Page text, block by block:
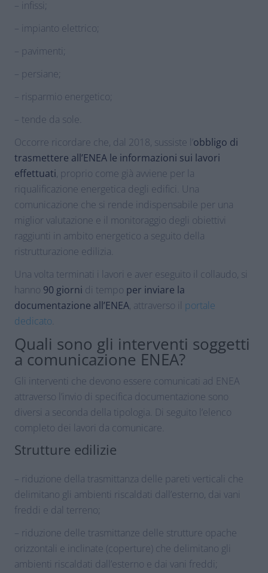
– infissi;
– impianto elettrico;
– pavimenti;
– persiane;
– risparmio energetico;
– tende da sole.
Occorre ricordare che, dal 2018, sussiste l’obbligo di
trasmettere all’ENEA le informazioni sui lavori
effettuati, proprio come già avviene per la
riqualificazione energetica degli edifici. Una
comunicazione che si rende indispensabile per una
miglior valutazione e il monitoraggio degli obiettivi
raggiunti in ambito energetico a seguito della
ristrutturazione edilizia.
Una volta terminati i lavori e aver eseguito il collaudo, si
hanno 90 giorni di tempo per inviare la
documentazione all’ENEA, attraverso il portale
dedicato
Quali sono gli interventi soggetti
a comunicazione ENEA?
Gli interventi che devono essere comunicati ad ENEA
attraverso l’invio di specifica documentazione sono
diversi a seconda della tipologia. Di seguito l’elenco
completo dei lavori da comunicare.
Strutture edilizie
– riduzione della trasmittanza delle pareti verticali che
delimitano gli ambienti riscaldati dall’esterno, dai vani
freddi e dal terreno;
– riduzione delle trasmittanze delle strutture opache
orizzontali e inclinate (coperture) che delimitano gli
ambienti riscaldati dall’esterno e dai vani freddi;